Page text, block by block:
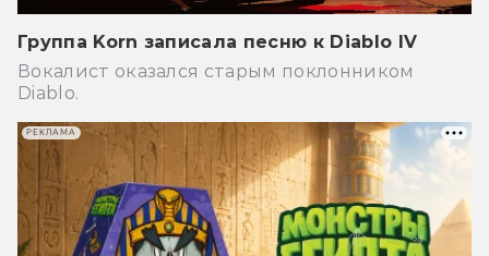
Группа Korn записала песню к Diablo IV
Вокалист оказался старым поклонником
Diablo.
РЕКЛАМА